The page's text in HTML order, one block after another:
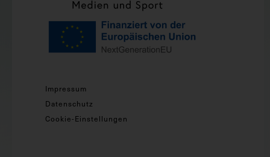
Impressum
Datenschutz
Cookie-Einstellungen